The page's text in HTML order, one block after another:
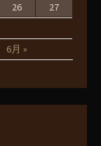
6月 »
26
27